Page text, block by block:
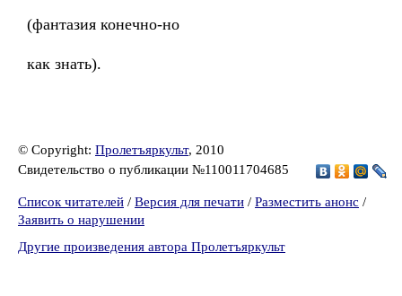
(фантазия конечно-но
как знать).
© Copyright: Пролетъяркульт, 2010
Свидетельство о публикации №110011704685
Список читателей / Версия для печати / Разместить анонс /
Заявить о нарушении
Другие произведения автора Пролетъяркульт